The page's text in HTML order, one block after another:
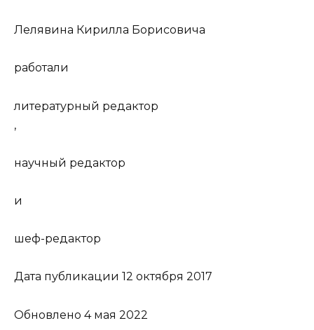
Лелявина Кирилла Борисовича
работали
литературный редактор
,
научный редактор
и
шеф-редактор
Дата публикации 12 октября 2017
Обновлено 4 мая 2022